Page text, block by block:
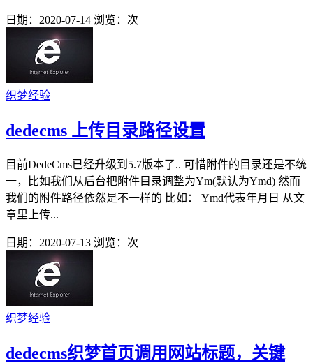
日期：2020-07-14 浏览： 次
织梦经验
dedecms 上传目录路径设置
目前DedeCms已经升级到5.7版本了.. 可惜附件的目录还是不统
一，比如我们从后台把附件目录调整为Ym(默认为Ymd) 然而
我们的附件路径依然是不一样的 比如： Ymd代表年月日 从文
章里上传...
日期：2020-07-13 浏览： 次
织梦经验
dedecms织梦首页调用网站标题，关键